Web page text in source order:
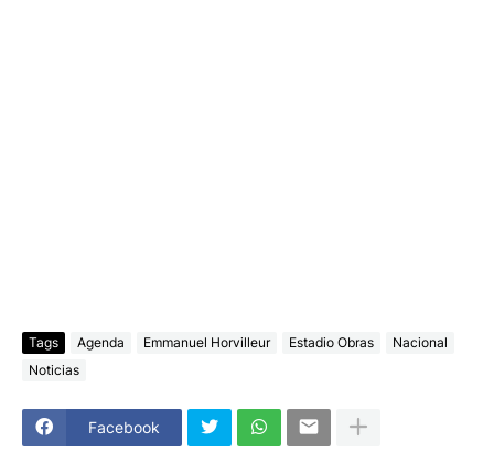
Tags Agenda Emmanuel Horvilleur Estadio Obras
Nacional
Noticias
Facebook